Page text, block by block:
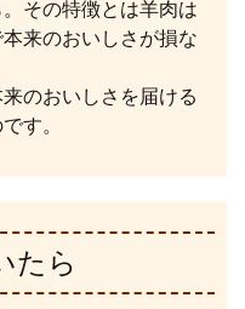
その特徴とは羊肉は
来のおいしさが損な
のおいしさを届ける
す。
たら